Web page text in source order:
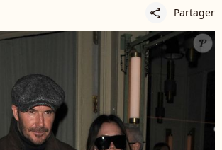
share Partager